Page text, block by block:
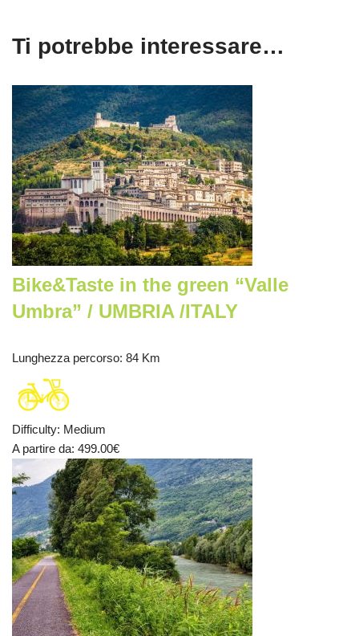
Ti potrebbe interessare…
Bike&Taste in the green “Valle
Umbra” / UMBRIA /ITALY
Lunghezza percorso: 84 Km
Difficulty: Medium
A partire da: 499.00€